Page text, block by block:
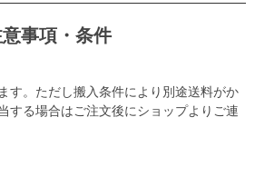
事項・条件
す。ただし搬入条件により別途送料がか
する場合はご注文後にショップよりご連